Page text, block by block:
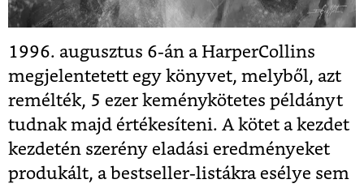
1996. augusztus 6-án a HarperCollins
megjelentetett egy könyvet, melyből, azt
remélték, 5 ezer keménykötetes példányt
tudnak majd értékesíteni. A kötet a kezdet
kezdetén szerény eladási eredményeket
produkált, a bestseller-listákra esélye sem